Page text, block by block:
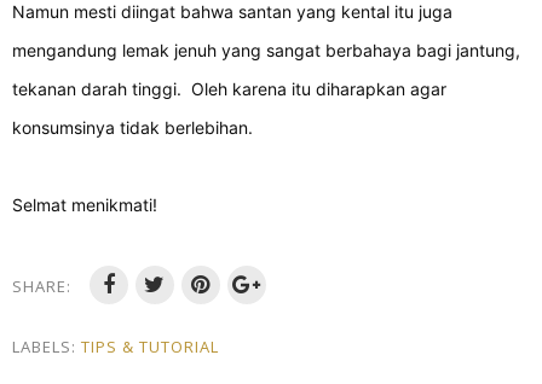
Namun mesti diingat bahwa santan yang kental itu juga
mengandung lemak jenuh yang sangat berbahaya bagi jantung,
tekanan darah tinggi. Oleh karena itu diharapkan agar
konsumsinya tidak berlebihan.
Selmat menikmati!
SHARE:
LABELS: TIPS & TUTORIAL